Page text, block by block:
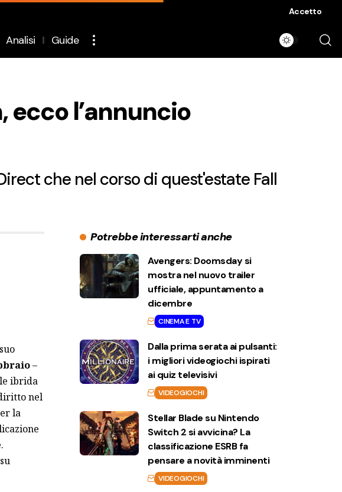
Accetto
Analisi Guide
ecco l’annuncio
che nel corso di quest'estate Fall
–
ibrida
nel
la
Potrebbe interessarti anche
Avengers: Doomsday si
mostra nel nuovo trailer
ufficiale, appuntamento a
dicembre
CINEMA E TV
Dalla prima serata ai pulsanti:
i migliori videogiochi ispirati
ai quiz televisivi
VIDEOGIOCHI
Stellar Blade su Nintendo
Switch 2 si avvicina? La
classificazione ESRB fa
pensare a novità imminenti
VIDEOGIOCHI